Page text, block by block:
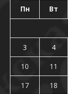
Пн Вт
3
4
10
11
17
18